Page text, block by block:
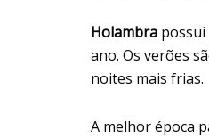
Holambra possui
ano. Os verões
noites mais frias.
A melhor época